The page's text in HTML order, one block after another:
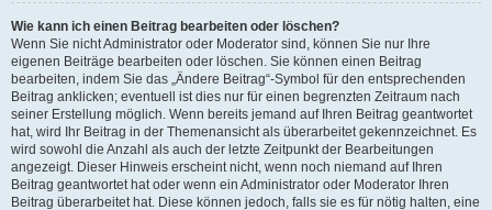
Wie kann ich einen Beitrag bearbeiten oder löschen?
Wenn Sie nicht Administrator oder Moderator sind, können Sie nur Ihre
eigenen Beiträge bearbeiten oder löschen. Sie können einen Beitrag
bearbeiten, indem Sie das „Ändere Beitrag“-Symbol für den entsprechenden
Beitrag anklicken; eventuell ist dies nur für einen begrenzten Zeitraum nach
seiner Erstellung möglich. Wenn bereits jemand auf Ihren Beitrag geantwortet
hat, wird Ihr Beitrag in der Themenansicht als überarbeitet gekennzeichnet. Es
wird sowohl die Anzahl als auch der letzte Zeitpunkt der Bearbeitungen
angezeigt. Dieser Hinweis erscheint nicht, wenn noch niemand auf Ihren
Beitrag geantwortet hat oder wenn ein Administrator oder Moderator Ihren
Beitrag überarbeitet hat. Diese können jedoch, falls sie es für nötig halten, eine